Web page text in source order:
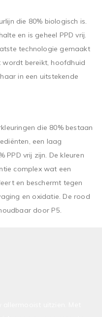
die 80% biologisch is.
en is geheel PPD vrij.
technologie gemaakt
bereikt, hoofdhuid
in een uitstekende
die 80% bestaan
een laag
PPD vrij zijn. De kleuren
complex wat een
en beschermt tegen
en oxidatie. De rood
door P5.